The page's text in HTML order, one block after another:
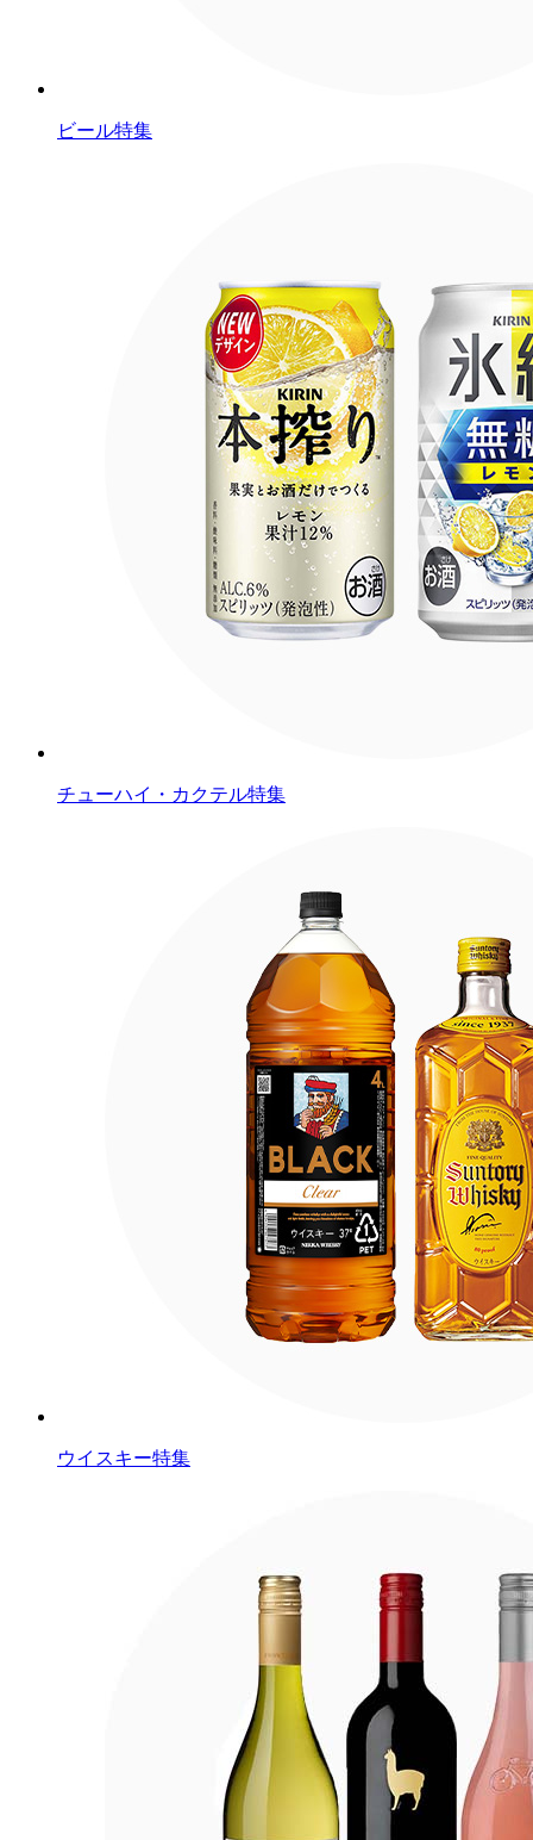
ビール特集
チューハイ・カクテル特集
ウイスキー特集